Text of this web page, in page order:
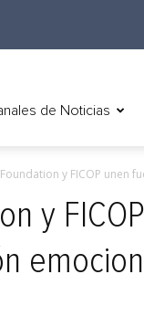
de Noticias
y FICOP unen
y